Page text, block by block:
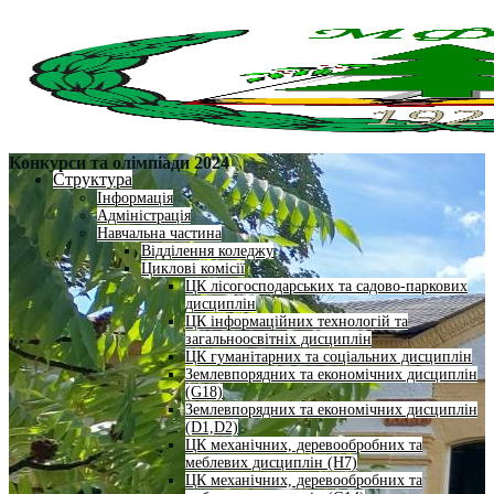
Структура
Інформація
Адміністрація
Навчальна частина
Відділення коледжу
Циклові комісії
ЦК лісогосподарських та садово-паркових
дисциплін
ЦК інформаційних технологій та
загальноосвітніх дисциплін
ЦК гуманітарних та соціальних дисциплін
Землевпорядних та економічних дисциплін
(G18)
Землевпорядних та економічних дисциплін
(D1,D2)
ЦК механічних, деревообробних та
меблевих дисциплін (H7)
ЦК механічних, деревообробних та
Конкурси та олімпіади 2024